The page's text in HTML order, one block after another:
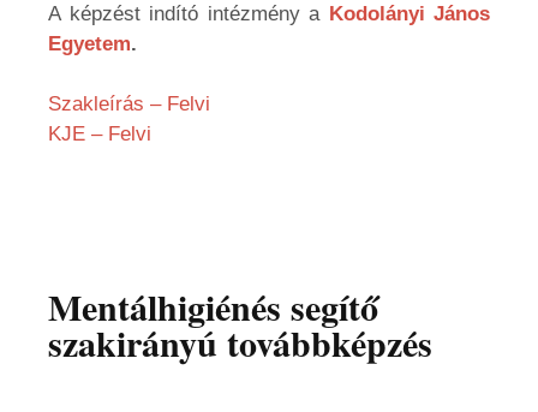
A képzést indító intézmény a Kodolányi János
Egyetem.
Szakleírás – Felvi
KJE – Felvi
Mentálhigiénés segítő
szakirányú továbbképzés